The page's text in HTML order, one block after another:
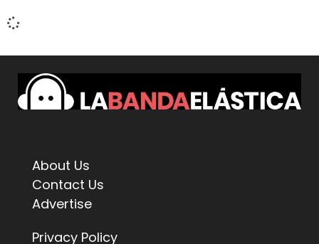
About Us
Contact Us
Advertise
Privacy Policy